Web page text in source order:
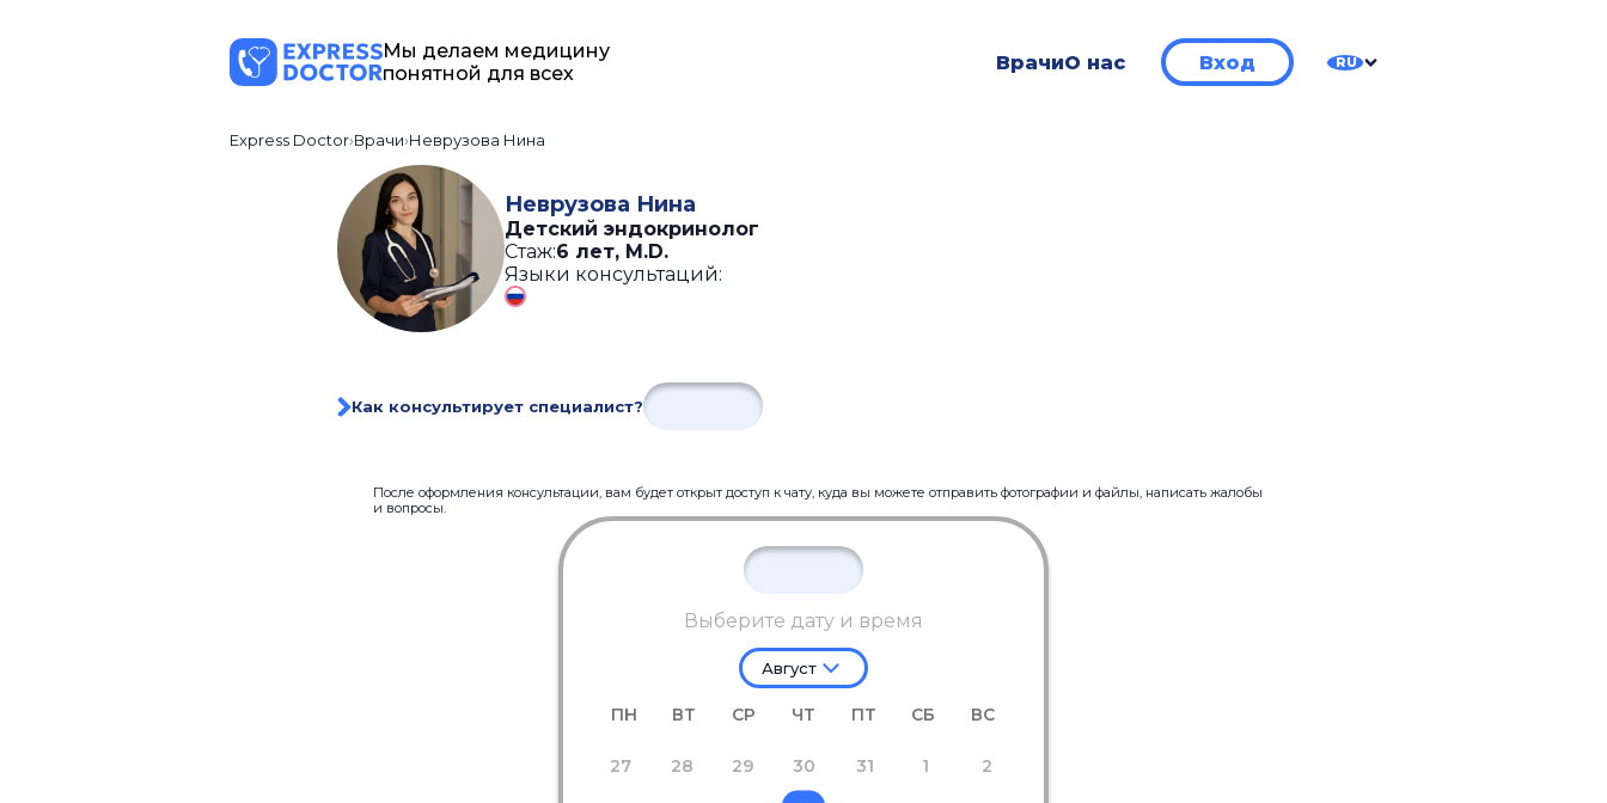
Мы делаем медицину
понятной для всех
ВрачиО нас Вход RU
Express Doctor Врачи Неврузова Нина
Неврузова Нина
Детский эндокринолог
Стаж:6 лет, M.D.
Языки консультаций:
Как консультирует специалист?
После оформления консультации, вам будет открыт доступ к чату, куда вы можете отправить фотографии и файлы, написать жалобы
и вопросы.
Выберите дату и время
Август
ПН ВТ СР ЧТ ПТ СБ ВС
27 28 29 30 31 1 2